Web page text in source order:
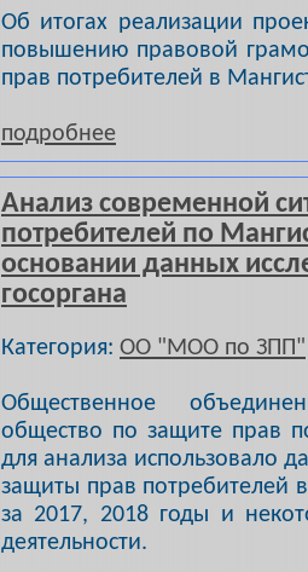
Об итогах реализации
повышению правовой
прав потребителей в
подробнее
Анализ современной
потребителей по
основании данных
госоргана
Категория: ОО "МОО по ЗПП"
Общественное
общество по защите прав
для анализа использовало
защиты прав потребителей
за 2017, 2018 годы и
деятельности.